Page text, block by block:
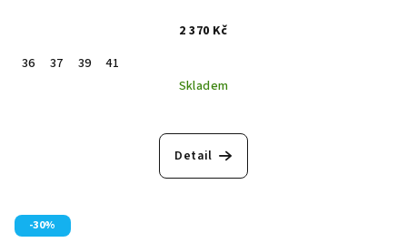
2 370 Kč
36
37 39
41
Skladem
Detail
-30%